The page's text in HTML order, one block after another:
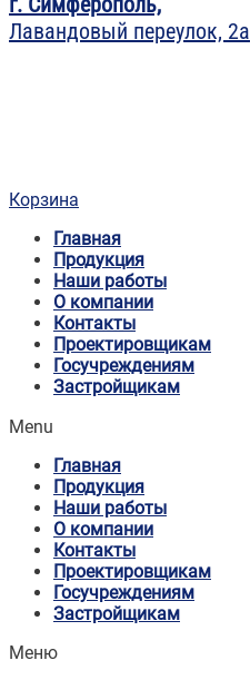
Лавандовый переулок, 2а
Корзина
Главная
Продукция
Наши работы
О компании
Контакты
Проектировщикам
Госучреждениям
Застройщикам
Menu
Главная
Продукция
Наши работы
О компании
Контакты
Проектировщикам
Госучреждениям
Застройщикам
Меню